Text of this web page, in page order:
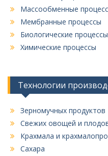
Массообменные
Мембранные процессы
Биологические процессы
Химические процессы
Технологии
Зерномучных продуктов
Свежих овощей и
Крахмала и
Сахара